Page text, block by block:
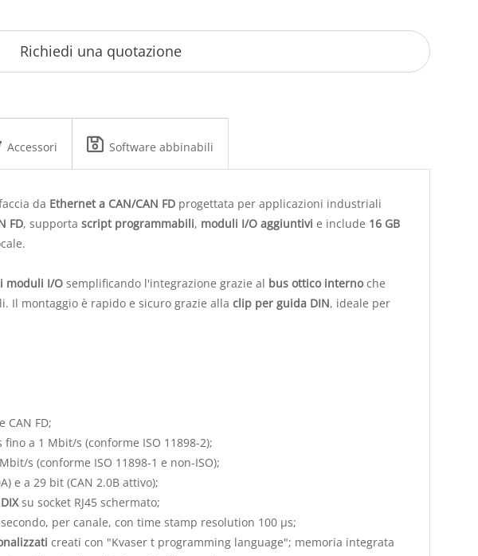
da Ethernet a CAN/CAN FDprogettata per applicazioni industriali
FD, supporta script programmabili, moduli I/O aggiuntivi e include 16 GB
moduli I/Osemplificando l'integrazione grazie al bus ottico internoche
Il montaggio è rapido e sicuro grazie alla clip per guida DIN, ideale per
CAN FD;
a 1 Mbit/s (conforme ISO 11898-2);
s (conforme ISO 11898-1 e non-ISO);
e a 29 bit (CAN 2.0B attivo);
su socket RJ45 schermato;
per canale, con time stamp resolution 100 µs;
creati con "Kvaser t programming language"; memoria integrata
Accessori Software abbinabili